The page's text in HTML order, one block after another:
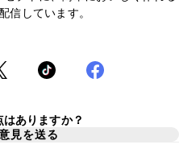
信しています。
ありますか？
見を送る